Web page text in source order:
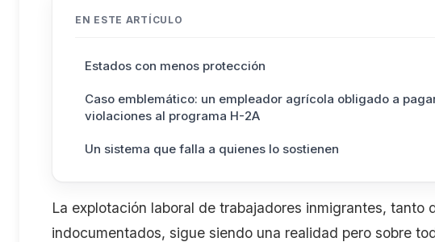
EN ESTE ARTÍCULO
Estados con menos protección
Caso emblemático: un empleador agrícola obligado a
violaciones al programa H-2A
Un sistema que falla a quienes lo sostienen
La explotación laboral de trabajadores inmigrantes, tanto
indocumentados, sigue siendo una realidad pero sobre